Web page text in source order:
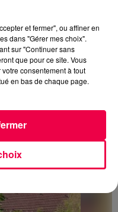
culture du risque"
et fermer", ou affiner en
dans "Gérer mes choix".
sur "Continuer sans
que pour ce site. Vous
consentement à tout
en bas de chaque page.